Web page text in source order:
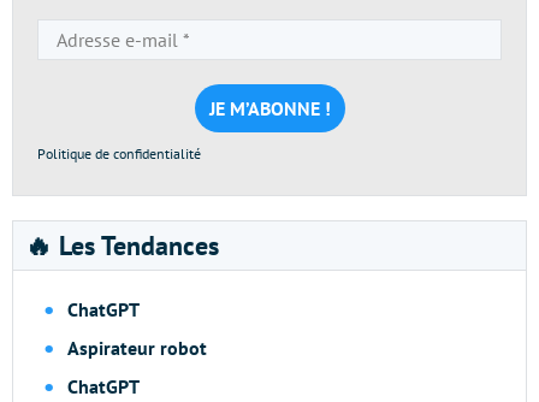
e-
mail
*
Politique de confidentialité
🔥 Les Tendances
ChatGPT
Aspirateur robot
ChatGPT